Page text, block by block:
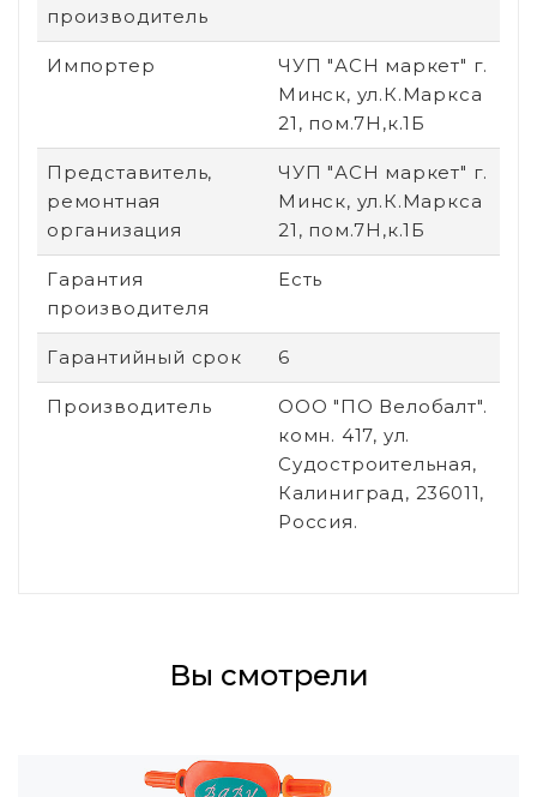
производитель
Импортер
ЧУП "АСН маркет" г.
Минск, ул.К.Маркса
21, пом.7Н,к.1Б
Представитель,
ремонтная
организация
ЧУП "АСН маркет" г.
Минск, ул.К.Маркса
21, пом.7Н,к.1Б
Гарантия
производителя
Есть
Гарантийный срок 6
Производитель
ООО "ПО Велобалт".
комн. 417, ул.
Судостроительная,
Калиниград, 236011,
Россия.
Вы смотрели